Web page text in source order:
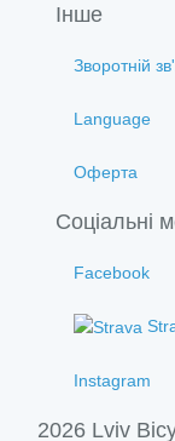
Інше
Зворотній
Language
Оферта
Соціальні
Facebook
Instagram
2026 Lviv